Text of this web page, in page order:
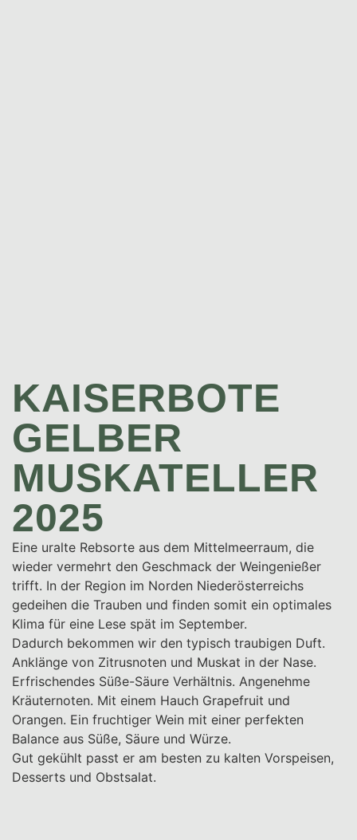
KAISERBOTE
GELBER
MUSKATELLER
2025
Eine uralte Rebsorte aus dem Mittelmeerraum, die
wieder vermehrt den Geschmack der Weingenießer
trifft. In der Region im Norden Niederösterreichs
gedeihen die Trauben und finden somit ein optimales
Klima für eine Lese spät im September.
Dadurch bekommen wir den typisch traubigen Duft.
Anklänge von Zitrusnoten und Muskat in der Nase.
Erfrischendes Süße-Säure Verhältnis. Angenehme
Kräuternoten. Mit einem Hauch Grapefruit und
Orangen. Ein fruchtiger Wein mit einer perfekten
Balance aus Süße, Säure und Würze.
Gut gekühlt passt er am besten zu kalten Vorspeisen,
Desserts und Obstsalat.